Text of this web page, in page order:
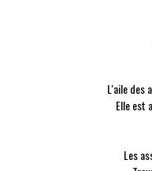
L'aile des
Elle est
Les